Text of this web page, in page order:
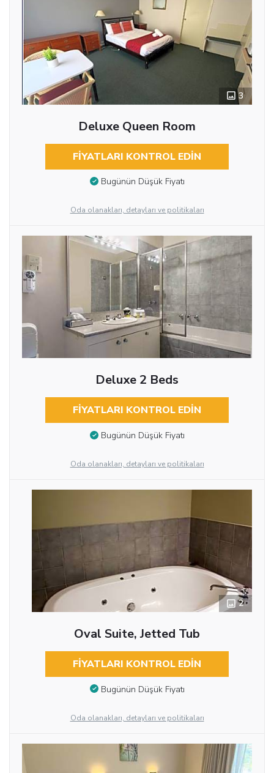
3
Deluxe Queen Room
FIYATLARI KONTROL EDIN
Bugünün Düşük Fiyatı
Oda olanakları, detayları ve politikaları
Deluxe 2 Beds
FIYATLARI KONTROL EDIN
Bugünün Düşük Fiyatı
Oda olanakları, detayları ve politikaları
2
Oval Suite, Jetted Tub
FIYATLARI KONTROL EDIN
Bugünün Düşük Fiyatı
Oda olanakları, detayları ve politikaları